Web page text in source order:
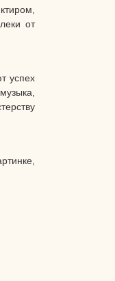
от
успех